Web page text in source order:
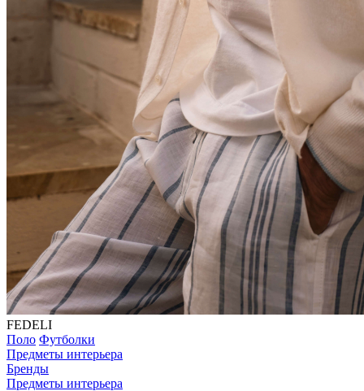
FEDELI
Поло Футболки
Предметы интерьера
Бренды
Предметы интерьера